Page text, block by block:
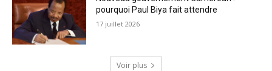
pourquoi Paul Biya fait attendre
17 juillet 2026
Voir plus